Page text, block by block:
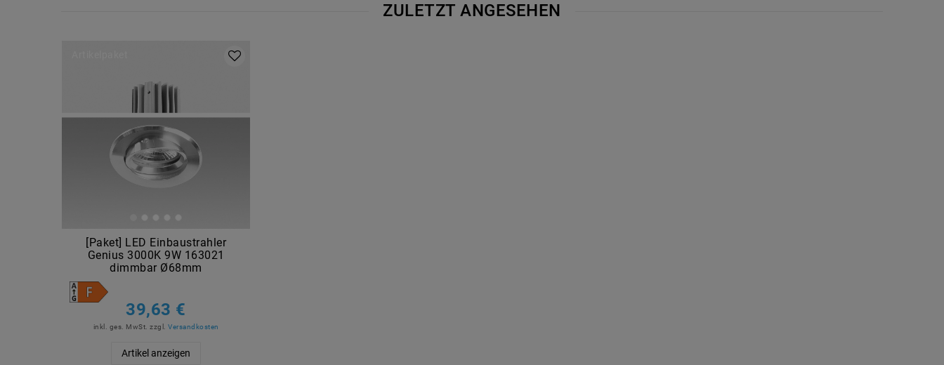
ZULETZT ANGESEHEN
[Paket] LED Einbaustrahler
Genius 3000K 9W 163021
dimmbar Ø68mm
39,63 €
inkl. ges. MwSt. zzgl. Versandkosten
Artikel anzeigen